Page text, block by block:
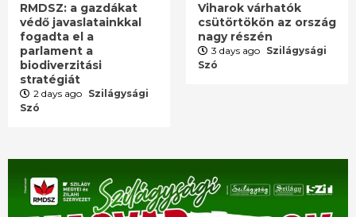
RMDSZ: a gazdákat
védő javaslatainkkal
fogadta el a
parlament a
biodiverzitási
stratégiát
2 days ago Szilágysági
Szó
Viharok várhatók
csütörtökön az ország
nagy részén
3 days ago Szilágysági
Szó